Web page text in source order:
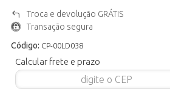
Código: CP-00LD038
Troca e devolução GRÁTIS
Transação segura
Calcular frete e prazo